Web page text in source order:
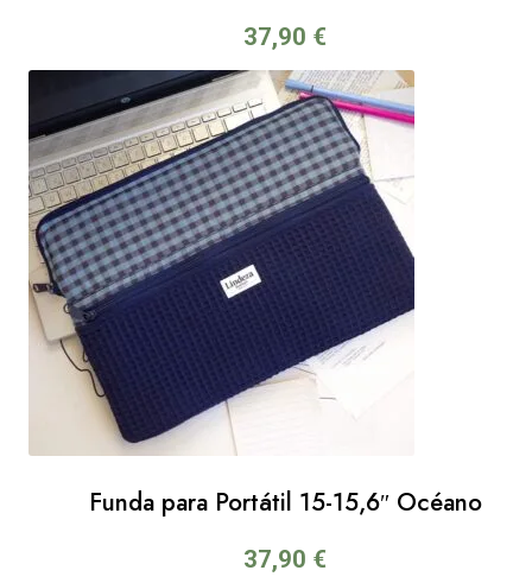
37,90 €
Funda para Portátil 15-15,6″ Océano
37,90 €